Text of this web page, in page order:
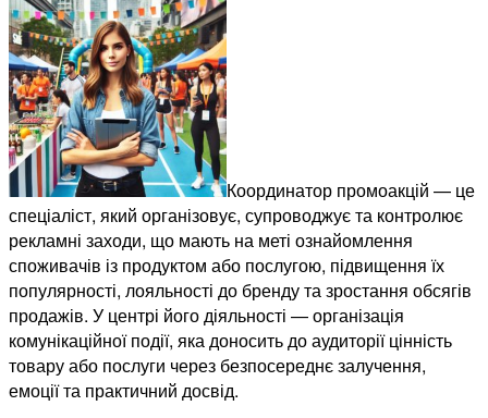
Координатор промоакцій — це
спеціаліст, який організовує, супроводжує та контролює
рекламні заходи, що мають на меті ознайомлення
споживачів із продуктом або послугою, підвищення їх
популярності, лояльності до бренду та зростання обсягів
продажів. У центрі його діяльності — організація
комунікаційної події, яка доносить до аудиторії цінність
товару або послуги через безпосереднє залучення,
емоції та практичний досвід.